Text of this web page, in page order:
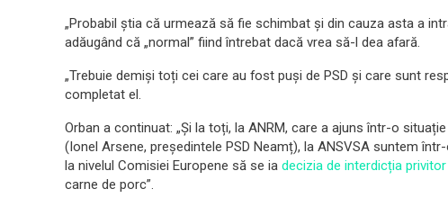
„Probabil știa că urmează să fie schimbat și din cauza asta a
adăugând că „normal” fiind întrebat dacă vrea să-l dea afară.
„Trebuie demiși toți cei care au fost puși de PSD și care sunt
completat el.
Orban a continuat: „Și la toți, la ANRM, care a ajuns într-o
(Ionel Arsene, președintele PSD Neamț), la ANSVSA suntem
la nivelul Comisiei Europene să se ia decizia de interdicția
carne de porc”.